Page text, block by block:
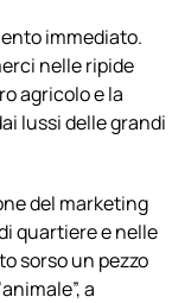
immediato.
nelle ripide
agricolo e la
lussi delle grandi
del marketing
quartiere e nelle
sorso un pezzo
a